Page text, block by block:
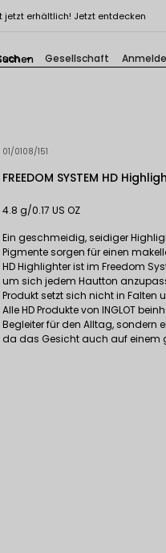
jetzt erhältlich! Jetzt entdecken
 Gesellschaft
01/0108/151
FREEDOM SYSTEM HD
4.8 g/0.17 US OZ
Ein geschmeidig, seidiger
Pigmente sorgen für einen
HD Highlighter ist im Freedom
um sich jedem Hautton
Produkt setzt sich nicht in
Alle HD Produkte von INGLOT
Begleiter für den Alltag, sondern
da das Gesicht auch auf einem